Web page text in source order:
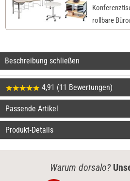
rollbare
Beschreibung schließen
4,91 (11 Bewertungen)
Passende Artikel
Produkt-Details
Warum dorsalo?